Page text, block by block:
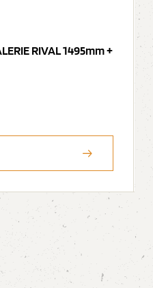
RIVAL 1495mm +